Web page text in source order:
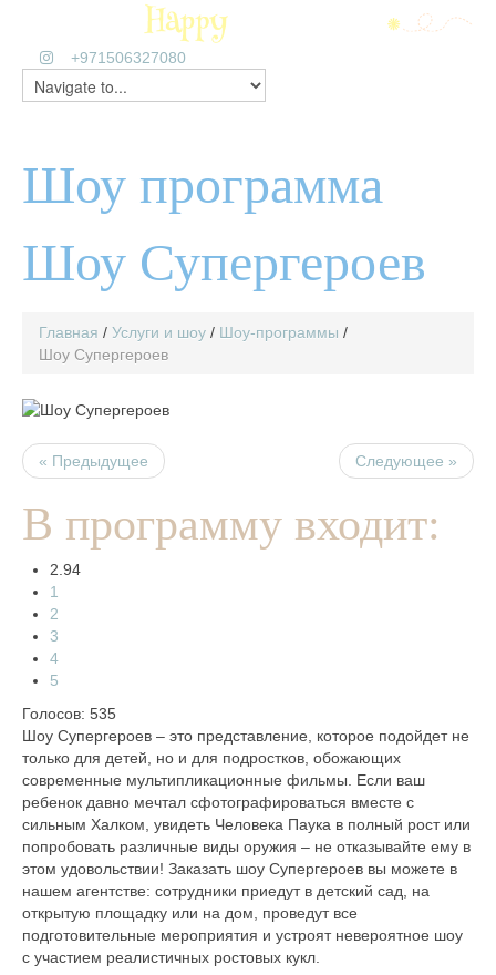
+971506327080
Шоу программа
Шоу Супергероев
Главная / Услуги и шоу / Шоу-программы /
Шоу Супергероев
« Предыдущее Следующее »
В программу входит:
2.94
1
2
3
4
5
Голосов: 535
Шоу Супергероев – это представление, которое подойдет не
только для детей, но и для подростков, обожающих
современные мультипликационные фильмы. Если ваш
ребенок давно мечтал сфотографироваться вместе с
сильным Халком, увидеть Человека Паука в полный рост или
попробовать различные виды оружия – не отказывайте ему в
этом удовольствии! Заказать шоу Супергероев вы можете в
нашем агентстве: сотрудники приедут в детский сад, на
открытую площадку или на дом, проведут все
подготовительные мероприятия и устроят невероятное шоу
с участием реалистичных ростовых кукл.